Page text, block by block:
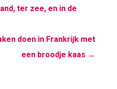
ter zee, en in de
doen in Frankrijk met
een broodje kaas →